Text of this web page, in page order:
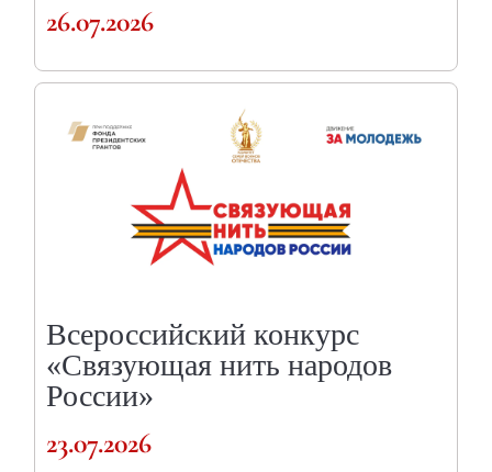
26.07.2026
Всероссийский конкурс
«Связующая нить народов
России»
23.07.2026